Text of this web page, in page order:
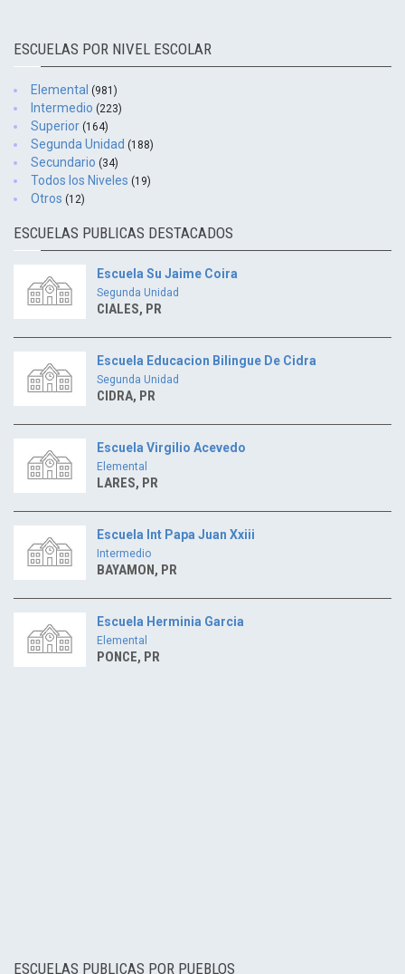
ESCUELAS POR NIVEL ESCOLAR
Elemental (981)
Intermedio (223)
Superior (164)
Segunda Unidad (188)
Secundario (34)
Todos los Niveles (19)
Otros (12)
ESCUELAS PUBLICAS DESTACADOS
Escuela Su Jaime Coira
Segunda Unidad
CIALES, PR
Escuela Educacion Bilingue De Cidra
Segunda Unidad
CIDRA, PR
Escuela Virgilio Acevedo
Elemental
LARES, PR
Escuela Int Papa Juan Xxiii
Intermedio
BAYAMON, PR
Escuela Herminia Garcia
Elemental
PONCE, PR
ESCUELAS PUBLICAS POR PUEBLOS